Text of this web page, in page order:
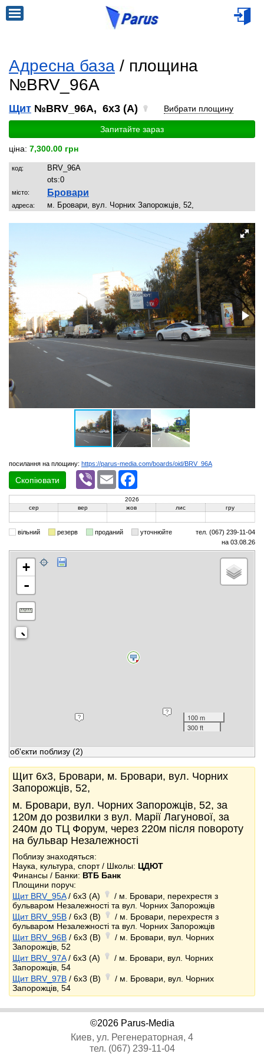
Адресна база / площина
№BRV_96A
Щит №BRV_96A, 6x3 (A) Вибрати площину
Запитайте зараз
ціна: 7,300.00 грн
код:
BRV_96A
ots:0
місто: Бровари
адреса: м. Бровари, вул. Чорних Запорожців, 52,
посилання на площину: https://parus-media.com/boards/oid/BRV_96A
Скопіювати
Viber Email
2026
сер
вер жов лис гру
вільний резерв проданий уточнюйте
тел. (067) 239-11-04
на 03.08.26
+
-
100 m
300 ft
об'єкти поблизу (2)
Щит 6x3, Бровари, м. Бровари, вул. Чорних
Запорожців, 52,
м. Бровари, вул. Чорних Запорожців, 52, за
120м до розвилки з вул. Марії Лагунової, за
240м до ТЦ Форум, через 220м після повороту
на бульвар Незалежності
Поблизу знаходяться:
Наука, культура, спорт / Школы: ЦДЮТ
Финансы / Банки: ВТБ Банк
Площини поруч:
Щит BRV_95A/ 6x3 (A)
/ м. Бровари, перехрестя з
бульваром Незалежності та вул. Чорних Запорожців
Щит BRV_95B / 6x3 (B)
/ м. Бровари, перехрестя з
бульваром Незалежності та вул. Чорних Запорожців
Щит BRV_96B / 6x3 (B)
/ м. Бровари, вул. Чорних
Запорожців, 52
Щит BRV_97A/ 6x3 (A)
/ м. Бровари, вул. Чорних
Запорожців, 54
Щит BRV_97B / 6x3 (B)
/ м. Бровари, вул. Чорних
Запорожців, 54
©2026 Parus-Media
Киев, ул. Регенераторная, 4
тел. (067) 239-11-04